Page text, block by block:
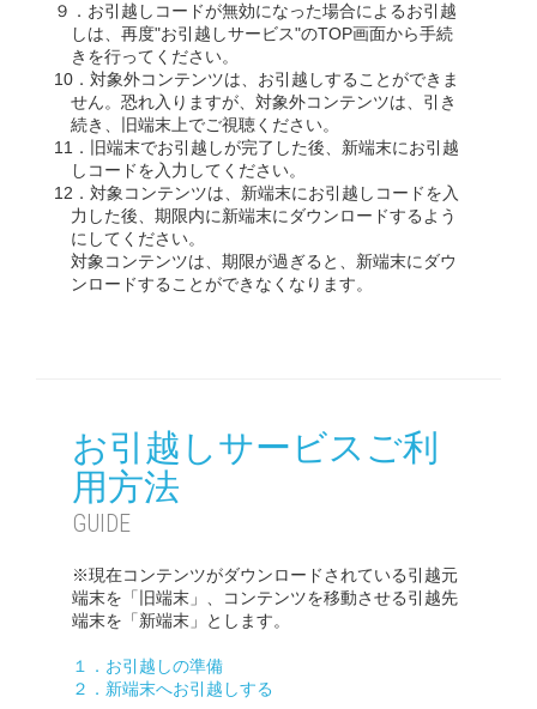
９．お引越しコードが無効になった場合によるお引越
しは、再度"お引越しサービス"のTOP画面から手続
きを行ってください。
10．対象外コンテンツは、お引越しすることができま
せん。恐れ入りますが、対象外コンテンツは、引き
続き、旧端末上でご視聴ください。
11．旧端末でお引越しが完了した後、新端末にお引越
しコードを入力してください。
12．対象コンテンツは、新端末にお引越しコードを入
力した後、期限内に新端末にダウンロードするよう
にしてください。
対象コンテンツは、期限が過ぎると、新端末にダウ
ンロードすることができなくなります。
お引越しサービスご利
用方法
GUIDE
※現在コンテンツがダウンロードされている引越元
端末を「旧端末」、コンテンツを移動させる引越先
端末を「新端末」とします。
１．お引越しの準備
２．新端末へお引越しする